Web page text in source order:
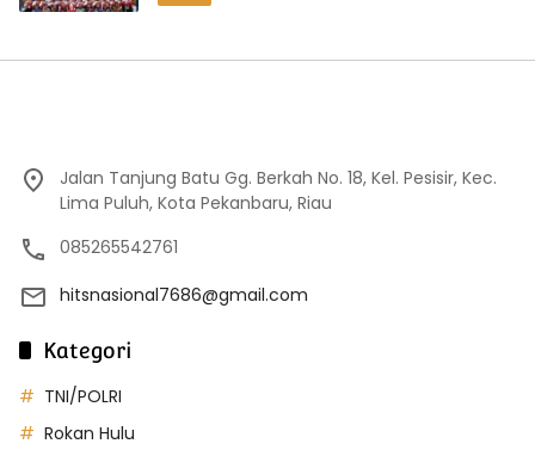
Jalan Tanjung Batu Gg. Berkah No. 18, Kel. Pesisir, Kec.
Lima Puluh, Kota Pekanbaru, Riau
085265542761
hitsnasional7686@gmail.com
Kategori
TNI/POLRI
Rokan Hulu